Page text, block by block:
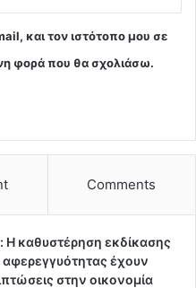
και τον ιστότοπο μου σε
φορά που θα σχολιάσω.
Comments
Η καθυστέρηση εκδίκασης
έχουν
στην οικονομία